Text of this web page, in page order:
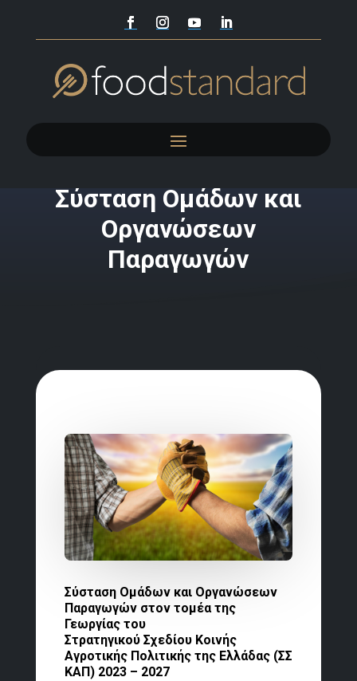
Σύσταση Ομάδων και
Οργανώσεων
Παραγωγών
Σύσταση Ομάδων και Οργανώσεων
Παραγωγών στον τομέα της
Γεωργίας του
Στρατηγικού Σχεδίου Κοινής
Αγροτικής Πολιτικής της Ελλάδας (ΣΣ
ΚΑΠ) 2023 – 2027